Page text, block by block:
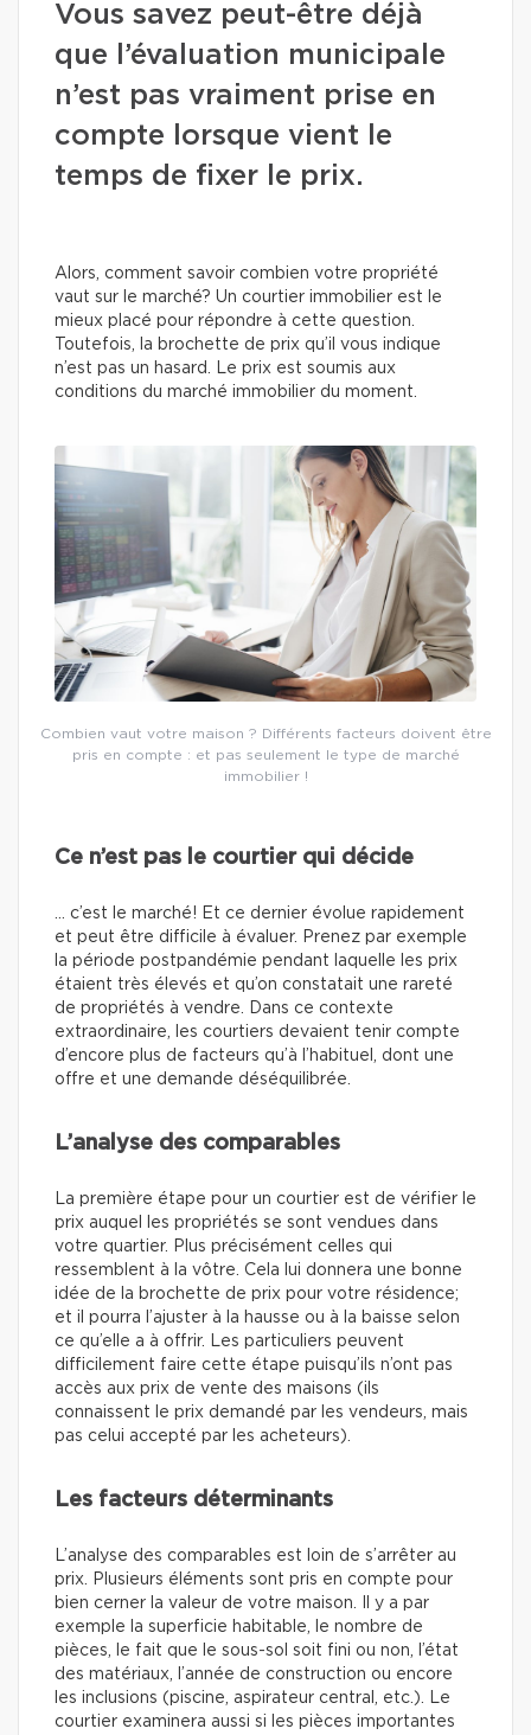
Vous savez peut-être déjà
que l’évaluation municipale
n’est pas vraiment prise en
compte lorsque vient le
temps de fixer le prix.
Alors, comment savoir combien votre propriété
vaut sur le marché? Un courtier immobilier est le
mieux placé pour répondre à cette question.
Toutefois, la brochette de prix qu’il vous indique
n’est pas un hasard. Le prix est soumis aux
conditions du marché immobilier du moment.
Combien vaut votre maison ? Différents facteurs doivent être
pris en compte : et pas seulement le type de marché
immobilier !
Ce n’est pas le courtier qui décide
… c’est le marché! Et ce dernier évolue rapidement
et peut être difficile à évaluer. Prenez par exemple
la période postpandémie pendant laquelle les prix
étaient très élevés et qu’on constatait une rareté
de propriétés à vendre. Dans ce contexte
extraordinaire, les courtiers devaient tenir compte
d’encore plus de facteurs qu’à l’habituel, dont une
offre et une demande déséquilibrée.
L’analyse des comparables
La première étape pour un courtier est de vérifier le
prix auquel les propriétés se sont vendues dans
votre quartier. Plus précisément celles qui
ressemblent à la vôtre. Cela lui donnera une bonne
idée de la brochette de prix pour votre résidence;
et il pourra l’ajuster à la hausse ou à la baisse selon
ce qu’elle a à offrir. Les particuliers peuvent
difficilement faire cette étape puisqu’ils n’ont pas
accès aux prix de vente des maisons (ils
connaissent le prix demandé par les vendeurs, mais
pas celui accepté par les acheteurs).
Les facteurs déterminants
L’analyse des comparables est loin de s’arrêter au
prix. Plusieurs éléments sont pris en compte pour
bien cerner la valeur de votre maison. Il y a par
exemple la superficie habitable, le nombre de
pièces, le fait que le sous-sol soit fini ou non, l’état
des matériaux, l’année de construction ou encore
les inclusions (piscine, aspirateur central, etc.). Le
courtier examinera aussi si les pièces importantes